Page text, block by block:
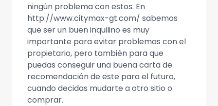
ningún problema con estos. En
http://www.citymax-gt.com/ sabemos
que ser un buen inquilino es muy
importante para evitar problemas con el
propietario, pero también para que
puedas conseguir una buena carta de
recomendación de este para el futuro,
cuando decidas mudarte a otro sitio o
comprar.